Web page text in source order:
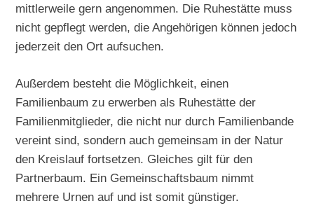
mittlerweile gern angenommen. Die Ruhestätte muss
nicht gepflegt werden, die Angehörigen können jedoch
jederzeit den Ort aufsuchen.
Außerdem besteht die Möglichkeit, einen
Familienbaum zu erwerben als Ruhestätte der
Familienmitglieder, die nicht nur durch Familienbande
vereint sind, sondern auch gemeinsam in der Natur
den Kreislauf fortsetzen. Gleiches gilt für den
Partnerbaum. Ein Gemeinschaftsbaum nimmt
mehrere Urnen auf und ist somit günstiger.